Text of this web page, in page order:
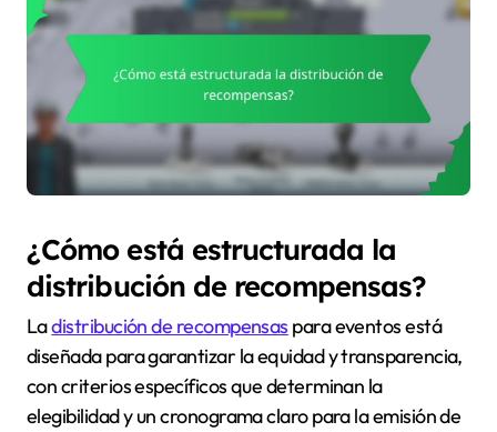
¿Cómo está estructurada la
distribución de recompensas?
Ladistribución de recompensas para eventos está
diseñada para garantizar la equidad y transparencia,
con criterios específicos que determinan la
elegibilidad y un cronograma claro para la emisión de